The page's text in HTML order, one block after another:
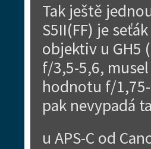
Tak ještě
S5II(FF) je
objektiv u GH5
f/3,5-5,6,
hodnotu f/
pak nevypadá
u APS-C od